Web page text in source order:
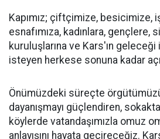
Kapımız; çiftçimize, besicimize,
esnafımıza, kadınlara, gençlere,
kuruluşlarına ve Kars'ın
isteyen herkese sonuna kadar
Önümüzdeki süreçte
dayanışmayı güçlendiren,
köylerde vatandaşımızla omuz
anlayışını hayata geçireceğiz.